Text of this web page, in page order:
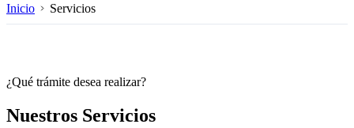
Inicio Servicios
¿Qué trámite desea realizar?
Nuestros Servicios